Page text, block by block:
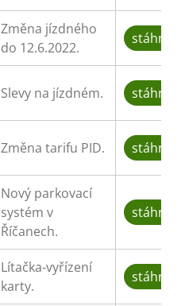
Změna jízdného
do 12.6.2022.
Slevy na jízdném.
Změna tarifu PID.
Nový parkovací
systém v
Říčanech.
Lítačka-vyřízení
karty.